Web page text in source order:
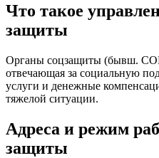
Что такое
защиты
Органы соцзащиты (бывш.
отвечающая за социальную
услуги и денежные
тяжелой ситуации.
Адреса и режим
защиты